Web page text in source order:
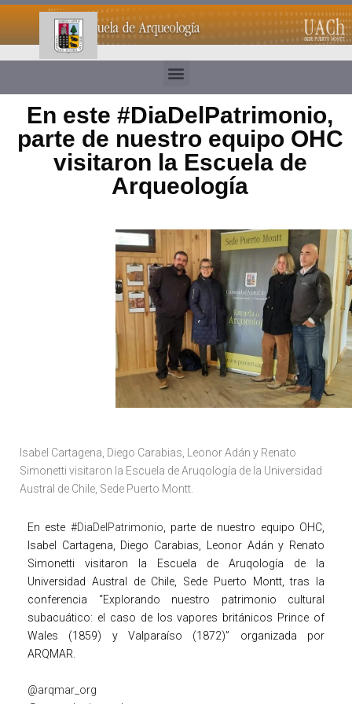
En este #DiaDelPatrimonio,
parte de nuestro equipo OHC
visitaron la Escuela de
Arqueología
Isabel Cartagena, Diego Carabias, Leonor Adán y Renato
Simonetti visitaron la Escuela de Aruqología de la Universidad
Austral de Chile, Sede Puerto Montt.
En este #DiaDelPatrimonio, parte de nuestro equipo OHC,
Isabel Cartagena, Diego Carabias, Leonor Adán y Renato
Simonetti visitaron la Escuela de Aruqología de la
Universidad Austral de Chile, Sede Puerto Montt, tras la
conferencia “Explorando nuestro patrimonio cultural
subacuático: el caso de los vapores británicos Prince of
Wales (1859) y Valparaíso (1872)” organizada por
ARQMAR.
@arqmar_org